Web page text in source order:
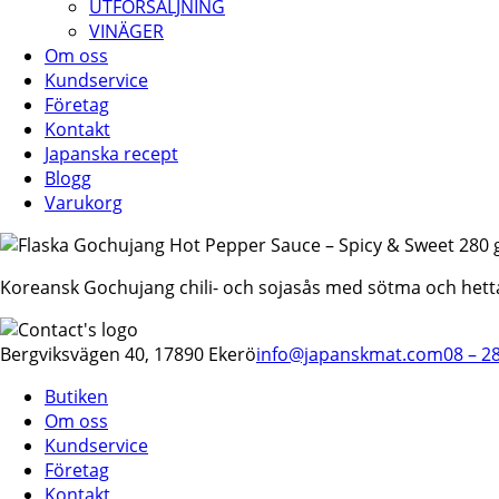
UTFÖRSÄLJNING
VINÄGER
Om oss
Kundservice
Företag
Kontakt
Japanska recept
Blogg
Varukorg
Koreansk Gochujang chili- och sojasås med sötma och
Bergviksvägen 40, 17890 Ekeröinfo@japanskmat.com08 –
Butiken
Om oss
Kundservice
Företag